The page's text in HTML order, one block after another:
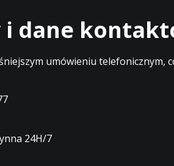
i dane
umówieniu
24H/7